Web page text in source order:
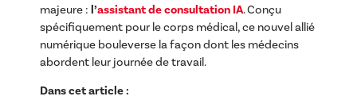
majeure : l’assistant de consultation IA. Conçu
spécifiquement pour le corps médical, ce nouvel allié
numérique bouleverse la façon dont les médecins
abordent leur journée de travail.
Dans cet article :